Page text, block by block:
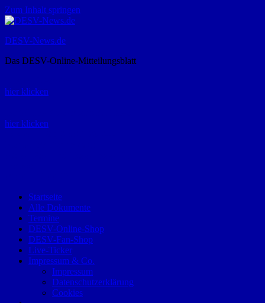
Zum Inhalt springen
DESV-News.de
Das DESV-Online-Mitteilungsblatt
hier klicken
hier klicken
Startseite
Alle Dokumente
Termine
DESV-Online-Shop
DESV-Fan-Shop
Live-Ticker
Impressum & Co.
Impressum
Datenschutzerklärung
Cookies